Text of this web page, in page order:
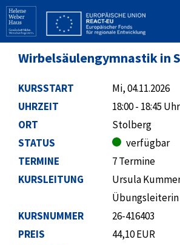
Wirbelsäulengymnastik in
KURSSTART
UHRZEIT
ORT
STATUS
TERMINE
Mi, 04.11.2026
18:00 - 18:45 Uhr
Stolberg
verfügbar
7 Termine
KURSLEITUNG
KURSNUMMER
PREIS
Ursula
Übungsleiterin
26-416403
44,10 EUR